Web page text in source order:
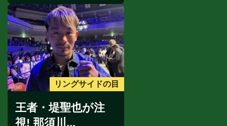
リングサイドの目
王者・堤聖也が注
視! 那須川...